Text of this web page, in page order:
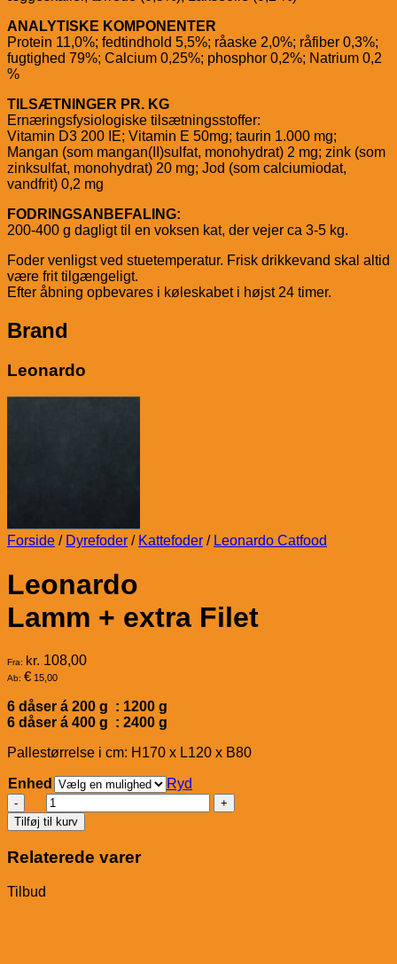
ANALYTISKE KOMPONENTER
Protein 11,0%; fedtindhold 5,5%; råaske 2,0%; råfiber 0,3%;
fugtighed 79%; Calcium 0,25%; phosphor 0,2%; Natrium 0,2
%
TILSÆTNINGER PR. KG
Ernæringsfysiologiske tilsætningsstoffer:
Vitamin D3 200 IE; Vitamin E 50mg; taurin 1.000 mg;
Mangan (som mangan(II)sulfat, monohydrat) 2 mg; zink (som
zinksulfat, monohydrat) 20 mg; Jod (som calciumiodat,
vandfrit) 0,2 mg
FODRINGSANBEFALING:
200-400 g dagligt til en voksen kat, der vejer ca 3-5 kg.
Foder venligst ved stuetemperatur. Frisk drikkevand skal altid
være frit tilgængeligt.
Efter åbning opbevares i køleskabet i højst 24 timer.
Brand
Leonardo
Forside / Dyrefoder / Kattefoder / Leonardo Catfood
Leonardo
Lamm + extra Filet
Fra: kr. 108,00
Ab: € 15,00
6 dåser á 200 g : 1200 g
6 dåser á 400 g : 2400 g
Pallestørrelse i cm: H170 x L120 x B80
Enhed
Ryd
LeonardoLamm
+
extra
Filet
antal
Tilføj til kurv
Relaterede varer
Tilbud